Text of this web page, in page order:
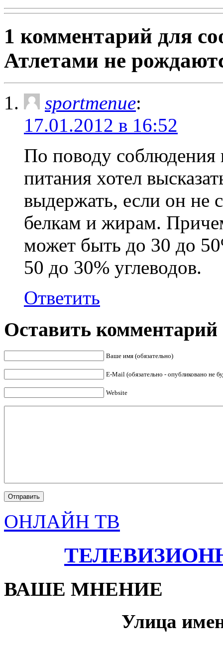
1 комментарий для
Атлетами не
sportmenue:
17.01.2012 в 16:52
По поводу соблюдения
питания хотел
выдержать, если он не
белкам и жирам.
может быть до 30 до
50 до 30% углеводов.
Ответить
Оставить комментарий
Ваше имя (обязательно)
E-Mail (обязательно - опубликовано не
Website
ОНЛАЙН ТВ
ВАШЕ МНЕНИЕ
Улица